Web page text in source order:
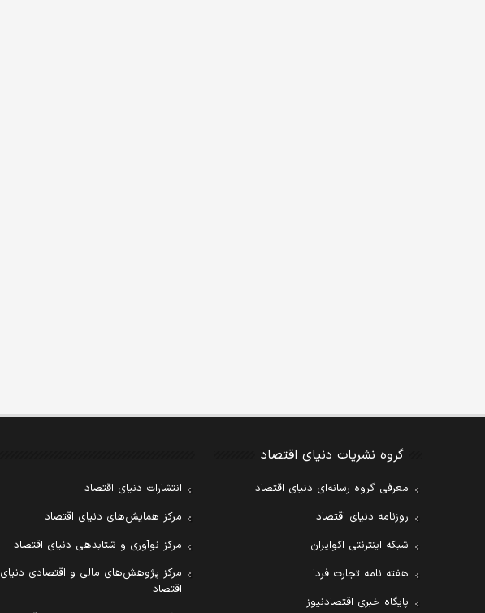
گروه نشریات دنیای اقتصاد
معرفی گروه رسانه‌ای دنیای اقتصاد
روزنامه دنیای اقتصاد
شبکه اینترنتی اکوایران
هفته نامه تجارت فردا
پایگاه خبری اقتصادنیوز
انتشارات دنیای اقتصاد
مرکز همایش‌های دنیای اقتصاد
مرکز نوآوری و شتابدهی دنیای اقتصاد
مرکز پژوهش‌های مالی و اقتصادی دنیای
اقتصاد